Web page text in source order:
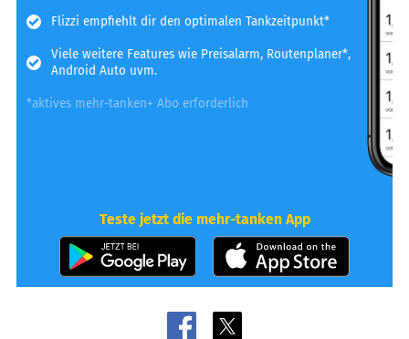
Flizzi empfiehlt dir den optimalen Tankzeitpunkt*
Viele weitere Features wie Preisalarm, Routenplaner*,
Android Auto uvm.
*aktives mehr-tanken+ Abo erforderlich
Teste jetzt die mehr-tanken App